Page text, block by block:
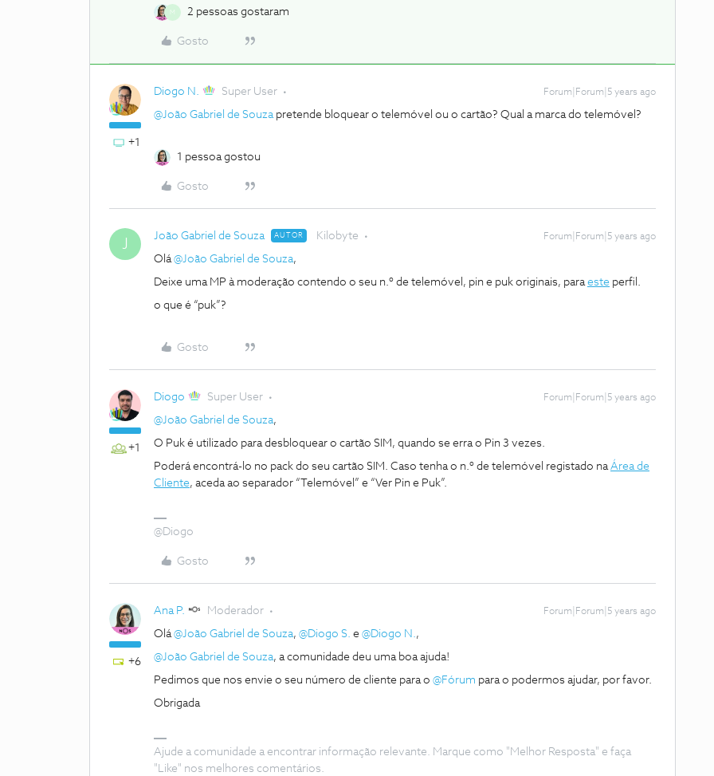
M 2 pessoas gostaram
Gosto
+1
Diogo N. Super User Forum|Forum|5 years ago
@João Gabriel de Souzapretende bloquear o telemóvel ou o cartão? Qual a marca do telemóvel?
1 pessoa gostou
Gosto
J João Gabriel de Souza AUTOR Kilobyte Forum|Forum|5 years ago
Olá@João Gabriel de Souza,
Deixe uma MP à moderação contendo o seu n.º de telemóvel, pin e puk originais, paraeste perfil.
o que é “puk”?
Gosto
+1
Diogo Super User Forum|Forum|5 years ago
@João Gabriel de Souza,
O Puk é utilizado para desbloquear o cartão SIM, quando se erra o Pin 3 vezes.
Poderá encontrá-lo no pack do seu cartão SIM. Caso tenha o n.º de telemóvel registado naÁrea de
Cliente, aceda ao separador “Telemóvel” e “Ver Pin e Puk”.
@Diogo
Gosto
+6
Ana P. Moderador Forum|Forum|5 years ago
Olá@João Gabriel de Souza, @Diogo S. e @Diogo N.,
@João Gabriel de Souza, a comunidade deu uma boa ajuda!
Pedimos que nos envie o seu número de cliente para o @Fórum para o podermos ajudar, por favor.
Obrigada
Ajude a comunidade a encontrar informação relevante. Marque como "Melhor Resposta" e faça
"Like" nos melhores comentários.